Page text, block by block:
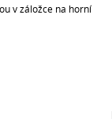
v záložce na horní